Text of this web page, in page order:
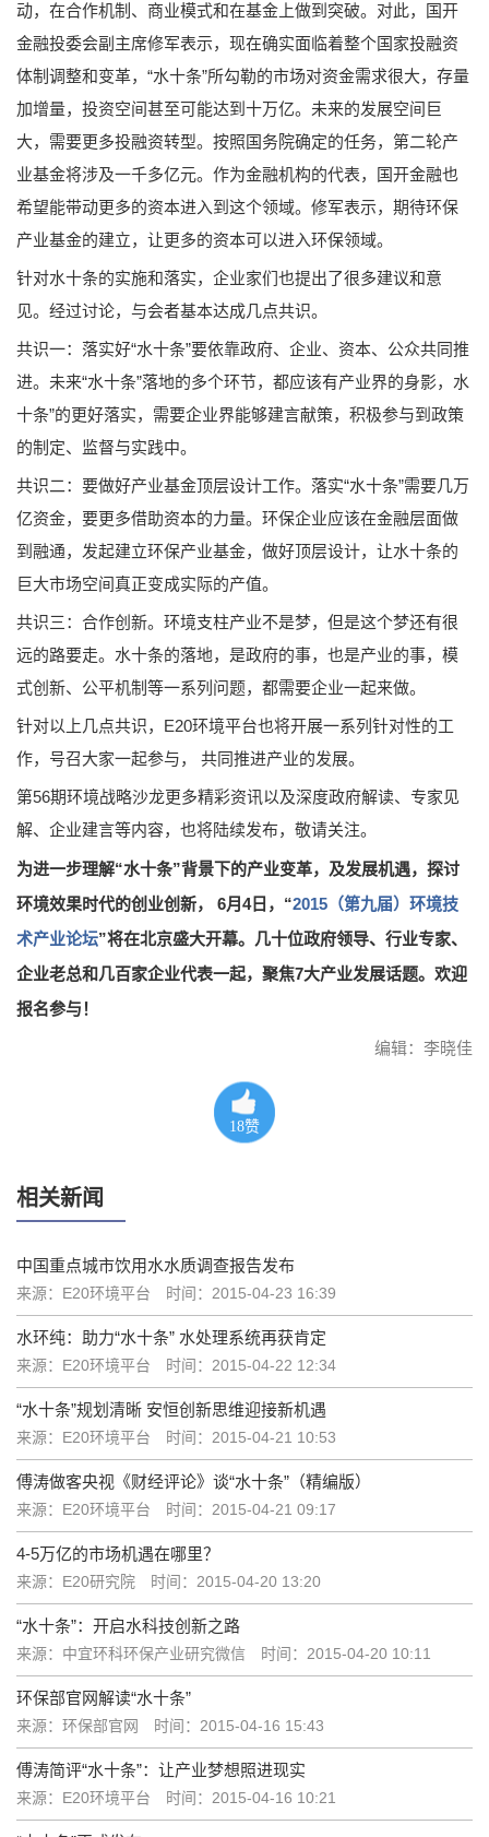
动，在合作机制、商业模式和在基金上做到突破。对此，国开
金融投委会副主席修军表示，现在确实面临着整个国家投融资
体制调整和变革，“水十条”所勾勒的市场对资金需求很大，存量
加增量，投资空间甚至可能达到十万亿。未来的发展空间巨
大，需要更多投融资转型。按照国务院确定的任务，第二轮产
业基金将涉及一千多亿元。作为金融机构的代表，国开金融也
希望能带动更多的资本进入到这个领域。修军表示，期待环保
产业基金的建立，让更多的资本可以进入环保领域。
针对水十条的实施和落实，企业家们也提出了很多建议和意
见。经过讨论，与会者基本达成几点共识。
共识一： 落实好“水十条”要依靠政府、企业、资本、公众共同推
进。未来“水十条”落地的多个环节，都应该有产业界的身影，水
十条”的更好落实，需要企业界能够建言献策，积极参与到政策
的制定、监督与实践中。
共识二： 要做好产业基金顶层设计工作。落实“水十条”需要几万
亿资金，要更多借助资本的力量。环保企业应该在金融层面做
到融通，发起建立环保产业基金，做好顶层设计，让水十条的
巨大市场空间真正变成实际的产值。
共识三： 合作创新。环境支柱产业不是梦，但是这个梦还有很
远的路要走。水十条的落地，是政府的事，也是产业的事，模
式创新、公平机制等一系列问题，都需要企业一起来做。
针对以上几点共识，E20环境平台也将开展一系列针对性的工
作，号召大家一起参与， 共同推进产业的发展。
第56期环境战略沙龙更多精彩资讯以及深度政府解读、专家见
解、企业建言等内容，也将陆续发布，敬请关注。
为进一步理解“水十条”背景下的产业变革，及发展机遇，探讨
环境效果时代的创业创新， 6月4日，“2015（第九届）环境技
术产业论坛”将在北京盛大开幕。几十位政府领导、行业专家、
企业老总和几百家企业代表一起，聚焦7大产业发展话题。欢迎
报名参与！
编辑：李晓佳
18赞
相关新闻
中国重点城市饮用水水质调查报告发布
来源：E20环境平台 时间：2015-04-23 16:39
水环纯：助力“水十条” 水处理系统再获肯定
来源：E20环境平台 时间：2015-04-22 12:34
“水十条”规划清晰 安恒创新思维迎接新机遇
来源：E20环境平台 时间：2015-04-21 10:53
傅涛做客央视《财经评论》谈“水十条”（精编版）
来源：E20环境平台 时间：2015-04-21 09:17
4-5万亿的市场机遇在哪里？
来源：E20研究院 时间：2015-04-20 13:20
“水十条”：开启水科技创新之路
来源：中宜环科环保产业研究微信 时间：2015-04-20 10:11
环保部官网解读“水十条”
来源：环保部官网 时间：2015-04-16 15:43
傅涛简评“水十条”：让产业梦想照进现实
来源：E20环境平台 时间：2015-04-16 10:21